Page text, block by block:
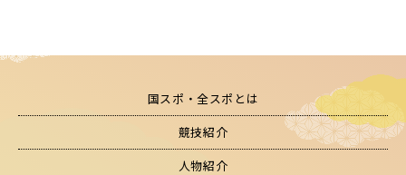
国スポ・全スポとは
競技紹介
人物紹介